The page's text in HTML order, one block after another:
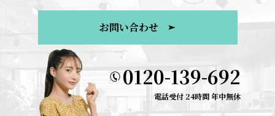
お問い合わせ
0120-139-692
電話受付 24時間 年中無休